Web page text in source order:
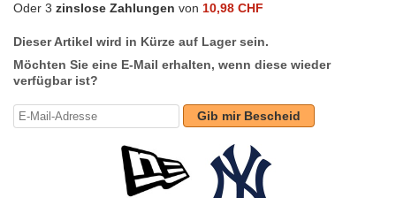
Oder 3 zinslose Zahlungen von 10,98 CHF
Dieser Artikel wird in Kürze auf Lager sein.
Möchten Sie eine E-Mail erhalten, wenn diese wieder
verfügbar ist?
Gib mir Bescheid